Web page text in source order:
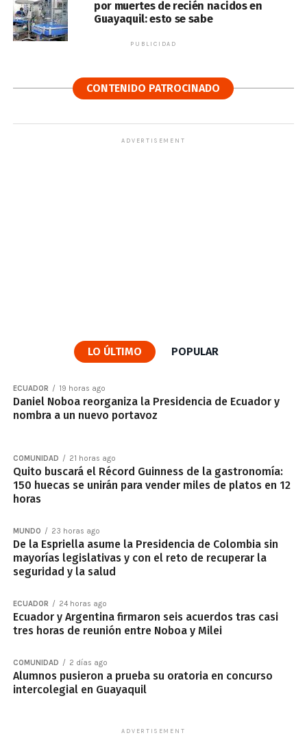
por muertes de recién nacidos en
Guayaquil: esto se sabe
PUBLICIDAD
CONTENIDO PATROCINADO
ADVERTISEMENT
LO ÚLTIMO POPULAR
ECUADOR 19 horas ago
Daniel Noboa reorganiza la Presidencia de Ecuador y
nombra a un nuevo portavoz
COMUNIDAD 21 horas ago
Quito buscará el Récord Guinness de la gastronomía:
150 huecas se unirán para vender miles de platos en 12
horas
MUNDO 23 horas ago
De la Espriella asume la Presidencia de Colombia sin
mayorías legislativas y con el reto de recuperar la
seguridad y la salud
ECUADOR 24 horas ago
Ecuador y Argentina firmaron seis acuerdos tras casi
tres horas de reunión entre Noboa y Milei
COMUNIDAD 2 días ago
Alumnos pusieron a prueba su oratoria en concurso
intercolegial en Guayaquil
ADVERTISEMENT